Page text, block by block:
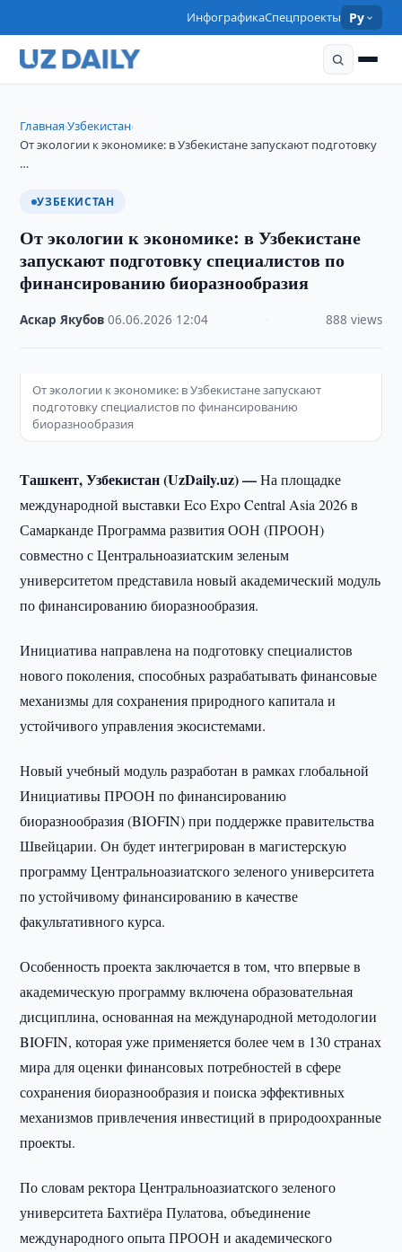
ИнфографикаСпецпроекты Ру
Главная›Узбекистан›
От экологии к экономике: в Узбекистане запускают подготовку
…
УЗБЕКИСТАН
От экологии к экономике: в Узбекистане
запускают подготовку специалистов по
финансированию биоразнообразия
Аскар Якубов ·06.06.2026 12:04 888 views
От экологии к экономике: в Узбекистане запускают
подготовку специалистов по финансированию
биоразнообразия
Ташкент, Узбекистан (UzDaily.uz) —На площадке
международной выставки Eco Expo Central Asia 2026 в
Самарканде Программа развития ООН (ПРООН)
совместно с Центральноазиатским зеленым
университетом представила новый академический модуль
по финансированию биоразнообразия.
Инициатива направлена на подготовку специалистов
нового поколения, способных разрабатывать финансовые
механизмы для сохранения природного капитала и
устойчивого управления экосистемами.
Новый учебный модуль разработан в рамках глобальной
Инициативы ПРООН по финансированию
биоразнообразия (BIOFIN) при поддержке правительства
Швейцарии. Он будет интегрирован в магистерскую
программу Центральноазиатского зеленого университета
по устойчивому финансированию в качестве
факультативного курса.
Особенность проекта заключается в том, что впервые в
академическую программу включена образовательная
дисциплина, основанная на международной методологии
BIOFIN, которая уже применяется более чем в 130 странах
мира для оценки финансовых потребностей в сфере
сохранения биоразнообразия и поиска эффективных
механизмов привлечения инвестиций в природоохранные
проекты.
По словам ректора Центральноазиатского зеленого
университета Бахтиёра Пулатова, объединение
международного опыта ПРООН и академического